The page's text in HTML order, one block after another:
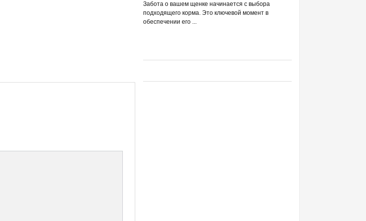
Забота о вашем щенке начинается с выбора
подходящего корма. Это ключевой момент в
обеспечении его ...